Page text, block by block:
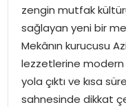
zengin mutfak
sağlayan yeni bir
Mekânın kurucusu
lezzetlerine
yola çıktı ve kısa
sahnesinde dikkat